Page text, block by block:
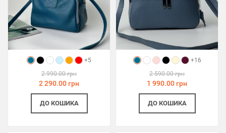
+5
2 990.00 грн
2 290.00 грн
ДО КОШИКА
+16
2 590.00 грн
1 990.00 грн
ДО КОШИКА